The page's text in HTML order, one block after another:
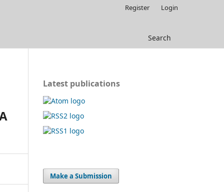
Search
Register Login
Latest publications
Make a Submission